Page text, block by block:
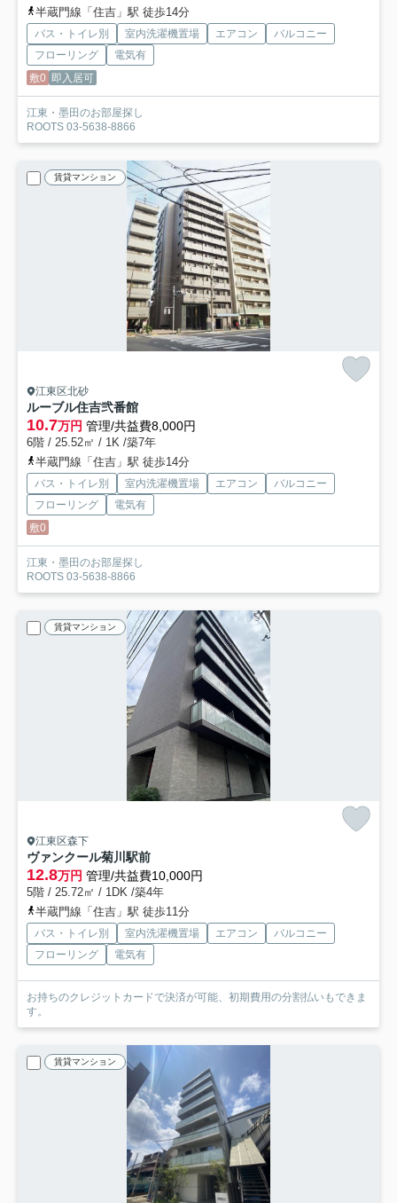
半蔵門線「住吉」駅 徒歩14分
バス・トイレ別 室内洗濯機置場 エアコン
バルコニー
フローリング
電気有
敷0 即入居可
江東・墨田のお部屋探し
ROOTS 03-5638-8866
賃貸マンション
江東区北砂
ルーブル住吉弐番館
10.7万円 管理/共益費8,000円
6階 / 25.52㎡ / 1K /築7年
半蔵門線「住吉」駅 徒歩14分
バス・トイレ別 室内洗濯機置場 エアコン
バルコニー
フローリング
電気有
敷0
江東・墨田のお部屋探し
ROOTS 03-5638-8866
賃貸マンション
江東区森下
ヴァンクール菊川駅前
12.8万円 管理/共益費10,000円
5階 / 25.72㎡ / 1DK /築4年
半蔵門線「住吉」駅 徒歩11分
バス・トイレ別 室内洗濯機置場 エアコン
バルコニー
フローリング
電気有
お持ちのクレジットカードで決済が可能、初期費用の分割払いもできま
す。
賃貸マンション